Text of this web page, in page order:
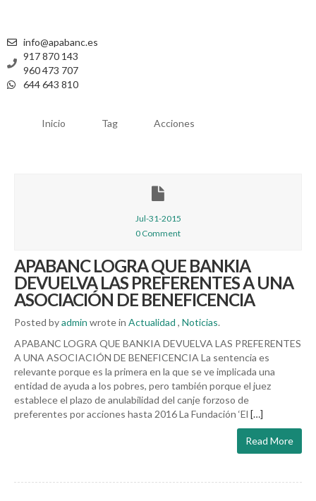
info@apabanc.es
917 870 143
960 473 707
644 643 810
Inicio Tag Acciones
Jul-31-2015
0 Comment
APABANC LOGRA QUE BANKIA
DEVUELVA LAS PREFERENTES A UNA
ASOCIACIÓN DE BENEFICENCIA
Posted byadmin wrote in Actualidad , Noticias.
APABANC LOGRA QUE BANKIA DEVUELVA LAS PREFERENTES
A UNA ASOCIACIÓN DE BENEFICENCIA La sentencia es
relevante porque es la primera en la que se ve implicada una
entidad de ayuda a los pobres, pero también porque el juez
establece el plazo de anulabilidad del canje forzoso de
preferentes por acciones hasta 2016 La Fundación ‘El […]
Read More